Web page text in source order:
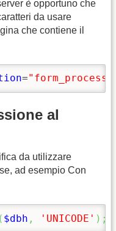
è opportuno che
da usare
che contiene il
=
al
da utilizzare
ad esempio Con
( $dbh , 'UNICODE' ) ;